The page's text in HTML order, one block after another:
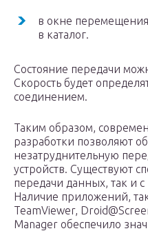
в окне
в каталог.
Состояние передачи
Скорость будет
соединением.
Таким образом,
разработки позволяют
незатруднительную
устройств. Существуют
передачи данных, так и
Наличие приложений,
TeamViewer,
Manager обеспечило